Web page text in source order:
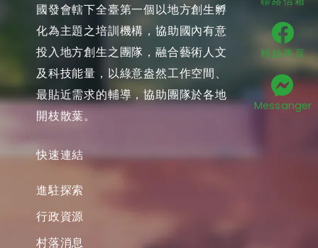
粉絲專頁
Messanger
國發會轄下全臺第一個以地方創生孵
化為主題之培訓機構，協助國內有意
投入地方創生之團隊，融合藝術人文
及科技能量，以綠意盎然工作空間、
最貼近需求的輔導，協助團隊於各地
開枝散葉。
快速連結
進駐探索
行政資源
村落消息